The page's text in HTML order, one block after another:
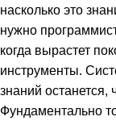
насколько это
нужно
когда вырастет
инструменты.
знаний останется,
Фундаментально